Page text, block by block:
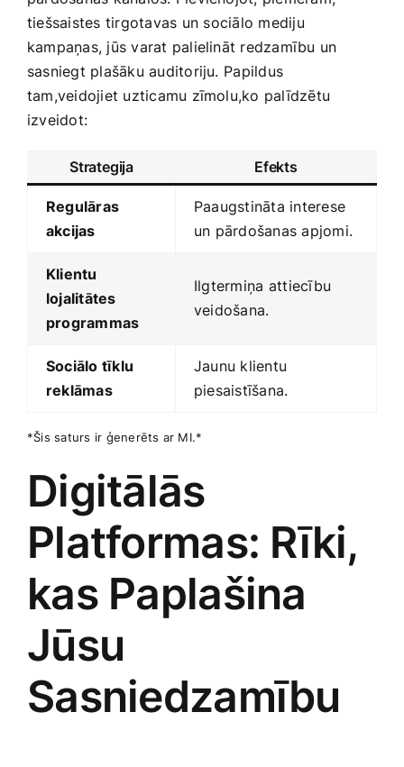
tiešsaistes tirgotavas⁣ un sociālo mediju
kampaņas, jūs varat palielināt redzamību un
‌sasniegt plašāku auditoriju. ⁢Papildus
tam,veidojiet uzticamu zīmolu,ko palīdzētu
izveidot:
Strategija Efekts
Regulāras
akcijas
Paaugstināta interese
un ​pārdošanas apjomi.
Klientu
lojalitātes
programmas
Ilgtermiņa ⁤attiecību
veidošana.
Sociālo tīklu
reklāmas
Jaunu klientu
piesaistīšana.
*Šis saturs ir ģenerēts ar MI.*
Digitālās
Platformas: ‌Rīki,
‌kas Paplašina
Jūsu
Sasniedzamību